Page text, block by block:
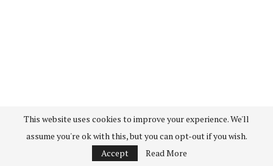
This website uses cookies to improve your experience. We'll
assume you're ok with this, but you can opt-out if you wish.
Accept
Read More